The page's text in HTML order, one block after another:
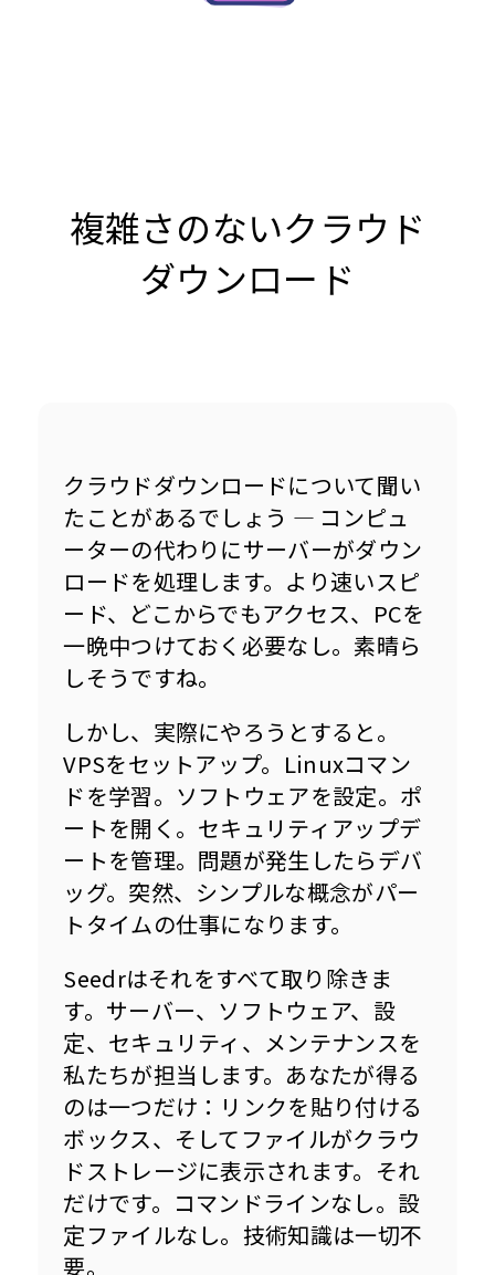
複雑さのないクラウド
ダウンロード
クラウドダウンロードについて聞い
たことがあるでしょう — コンピュ
ーターの代わりにサーバーがダウン
ロードを処理します。より速いスピ
ード、どこからでもアクセス、PCを
一晩中つけておく必要なし。素晴ら
しそうですね。
しかし、実際にやろうとすると。
VPSをセットアップ。Linuxコマン
ドを学習。ソフトウェアを設定。ポ
ートを開く。セキュリティアップデ
ートを管理。問題が発生したらデバ
ッグ。突然、シンプルな概念がパー
トタイムの仕事になります。
Seedrはそれをすべて取り除きま
す。サーバー、ソフトウェア、設
定、セキュリティ、メンテナンスを
私たちが担当します。あなたが得る
のは一つだけ：リンクを貼り付ける
ボックス、そしてファイルがクラウ
ドストレージに表示されます。それ
だけです。コマンドラインなし。設
定ファイルなし。技術知識は一切不
要。